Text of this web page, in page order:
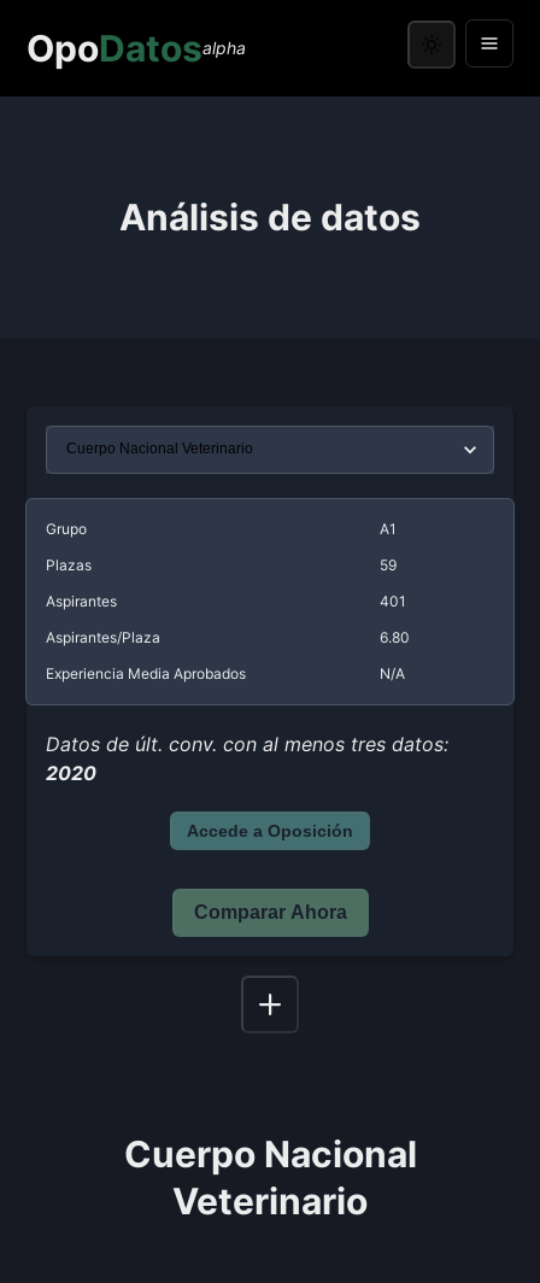
OpoDatosalpha
Análisis de datos
Grupo
A1
Plazas
59
Aspirantes
401
Aspirantes/Plaza
6.80
Experiencia Media Aprobados
N/A
Datos de últ. conv. con al menos tres datos:
2020
Accede a Oposición
Comparar Ahora
Cuerpo Nacional
Veterinario